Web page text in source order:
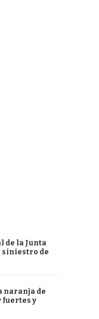
de la Junta
siniestro de
naranja de
fuertes y